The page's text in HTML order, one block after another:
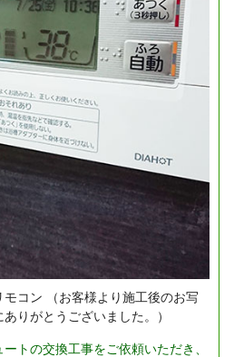
モコン （お客様より施工後のお写
りがとうございました。）
トの交換工事をご依頼いただき、